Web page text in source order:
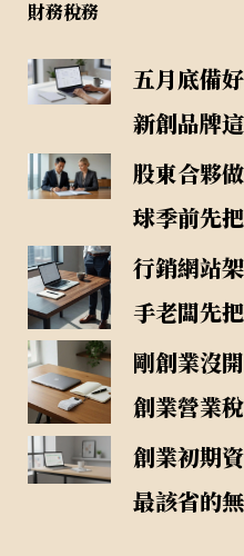
財務稅務
五月底備
新創品牌
股東合夥
球季前先
行銷網站
手老闆先
剛創業沒
創業營業
創業初期
最該省的